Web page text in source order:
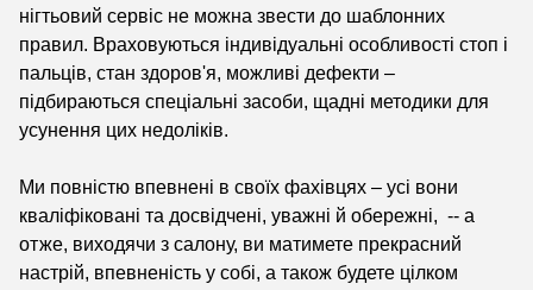
нігтьовий сервіс не можна звести до шаблонних
правил. Враховуються індивідуальні особливості стоп і
пальців, стан здоров'я, можливі дефекти –
підбираються спеціальні засоби, щадні методики для
усунення цих недоліків.
Ми повністю впевнені в своїх фахівцях – усі вони
кваліфіковані та досвідчені, уважні й обережні, -- а
отже, виходячи з салону, ви матимете прекрасний
настрій, впевненість у собі, а також будете цілком